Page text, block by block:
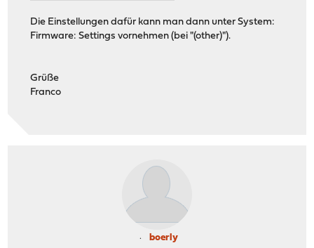
Die Einstellungen dafür kann man dann unter System:
Firmware: Settings vornehmen (bei "(other)").
Grüße
Franco
boerly